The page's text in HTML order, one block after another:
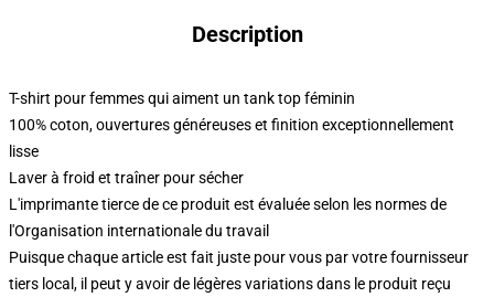
Description
T-shirt pour femmes qui aiment un tank top féminin
100% coton, ouvertures généreuses et finition exceptionnellement
lisse
Laver à froid et traîner pour sécher
L'imprimante tierce de ce produit est évaluée selon les normes de
l'Organisation internationale du travail
Puisque chaque article est fait juste pour vous par votre fournisseur
tiers local, il peut y avoir de légères variations dans le produit reçu